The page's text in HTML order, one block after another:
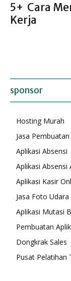
5+ Cara
Kerja
sponsor
Hosting Murah
Jasa
Aplikasi Absensi
Aplikasi Absensi
Aplikasi Kasir
Jasa Foto Udara
Aplikasi Mutasi
Pembuatan
Dongkrak Sales
Pusat Pelatihan